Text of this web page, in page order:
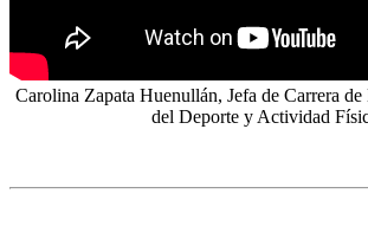
Carolina Zapata Huenullán, Jefa de Carrera de
del Deporte y Actividad